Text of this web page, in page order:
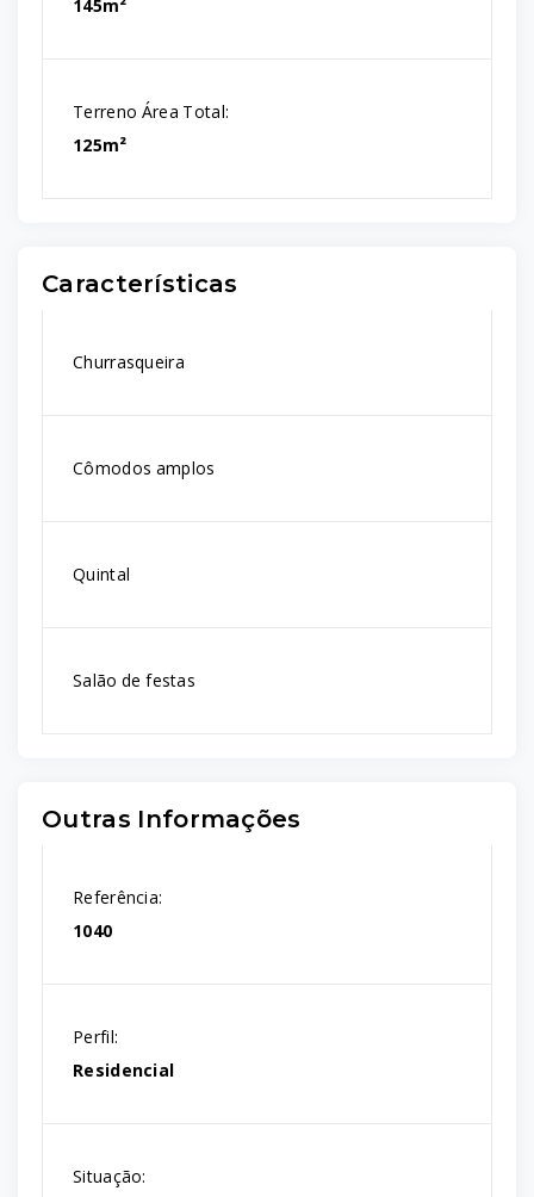
145m²
Terreno Área Total:
125m²
Características
Churrasqueira
Cômodos amplos
Quintal
Salão de festas
Outras Informações
Referência:
1040
Perfil:
Residencial
Situação: